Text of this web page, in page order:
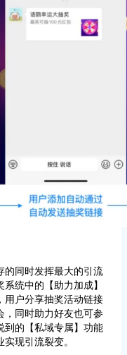
的同时发挥最大的引流
统中的【助力加成】
用户分享抽奖活动链接
，同时助力好友也可参
到的【私域专属】功能
现引流裂变。